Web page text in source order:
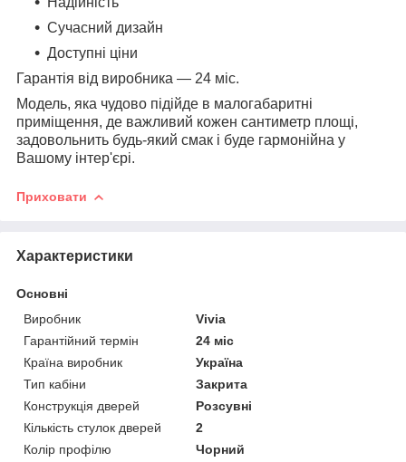
Сучасний дизайн
Доступні ціни
Гарантія від виробника — 24 міс.
Модель, яка чудово підійде в малогабаритні
приміщення, де важливий кожен сантиметр площі,
задовольнить будь-який смак і буде гармонійна у
Вашому інтер'єрі.
Приховати
Характеристики
Основні
Виробник
Vivia
Гарантійний термін
24 міс
Країна виробник
Україна
Тип кабіни
Закрита
Конструкція дверей
Розсувні
Кількість стулок дверей
2
Колір профілю
Чорний